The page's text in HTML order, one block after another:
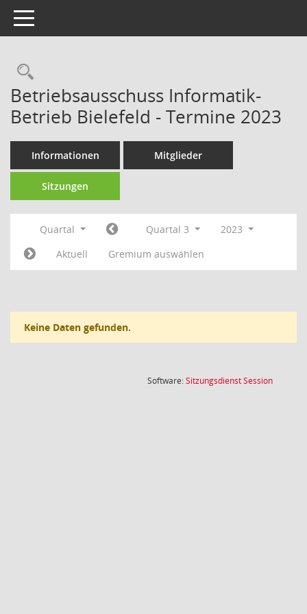
Toggle navigation
Rechercheauswahl
Betriebsausschuss Informatik-
Betrieb Bielefeld - Termine 2023
Informationen Mitglieder
Sitzungen
Quartal Quartal 3
2023
Aktuell
Gremium auswählen
Keine Daten gefunden.
Software:SitzungsdienstSession(Wird in